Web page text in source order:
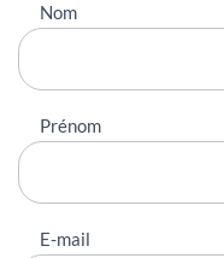
Nous
contacter
Nom
Prénom
E-mail